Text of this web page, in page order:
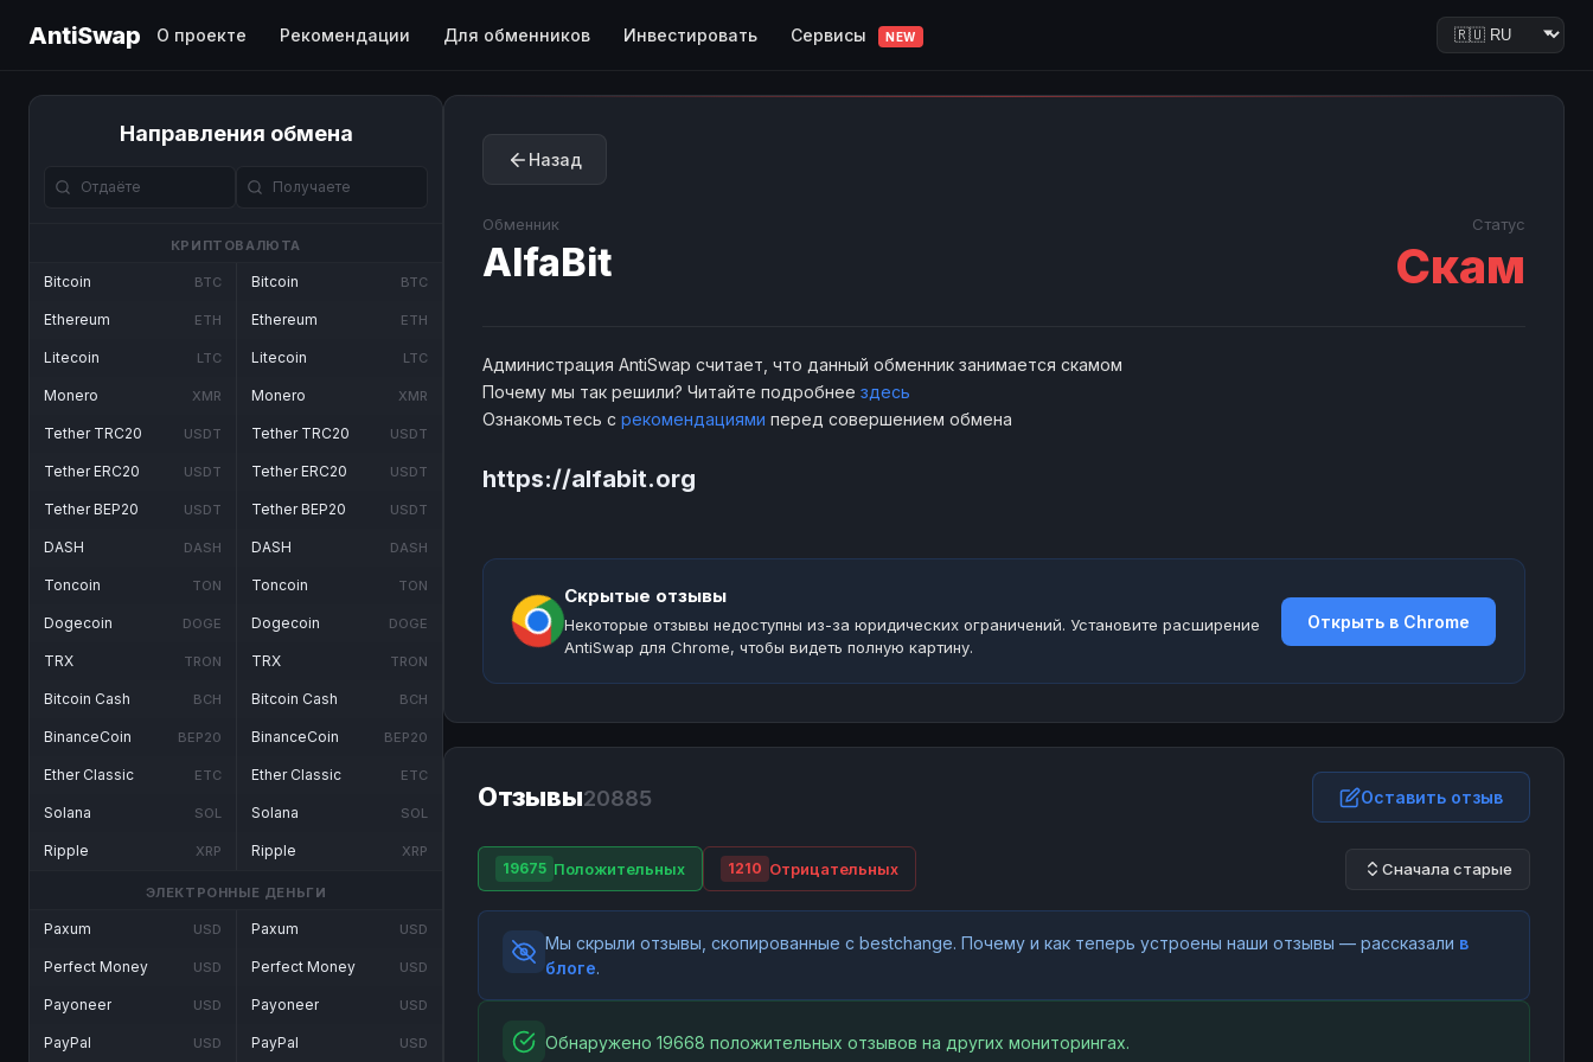
AntiSwap О проекте Рекомендации Для обменников Инвестировать Сервисы NEW
Направления обмена
КРИПТОВАЛЮТА
Bitcoin BTC
Ethereum ETH
Litecoin LTC
Monero XMR
Tether TRC20 USDT
Tether ERC20 USDT
Tether BEP20 USDT
DASH DASH
Toncoin TON
Dogecoin DOGE
TRX TRON
Bitcoin Cash BCH
BinanceCoin BEP20
Ether Classic ETC
Solana SOL
Ripple XRP
Bitcoin BTC
Ethereum ETH
Litecoin LTC
Monero XMR
Tether TRC20 USDT
Tether ERC20 USDT
Tether BEP20 USDT
DASH DASH
Toncoin TON
Dogecoin DOGE
TRX TRON
Bitcoin Cash BCH
BinanceCoin BEP20
Ether Classic ETC
Solana SOL
Ripple XRP
ЭЛЕКТРОННЫЕ ДЕНЬГИ
Paxum USD
Perfect Money USD
Payoneer USD
PayPal USD
Paxum USD
Perfect Money USD
Payoneer USD
PayPal USD
Назад
Обменник
AlfaBit
Статус
Скам
Администрация AntiSwap считает, что данный обменник занимается скамом
Почему мы так решили? Читайте подробнее здесь
Ознакомьтесь с рекомендациями перед совершением обмена
https://alfabit.org
Скрытые отзывы
Некоторые отзывы недоступны из-за юридических ограничений. Установите расширение
AntiSwap для Chrome, чтобы видеть полную картину.
Открыть в Chrome
Отзывы20885 Оставить отзыв
19675 Положительных 1210 Отрицательных Сначала старые
Мы скрыли отзывы, скопированные с bestchange. Почему и как теперь устроены наши отзывы — рассказали в
блоге.
Обнаружено 19668 положительных отзывов на других мониторингах.